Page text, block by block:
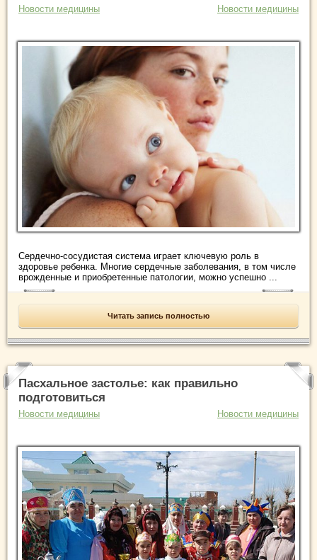
Новости медицины Новости медицины
Сердечно-сосудистая система играет ключевую роль в
здоровье ребенка. Многие сердечные заболевания, в том числе
врожденные и приобретенные патологии, можно успешно ...
Читать запись полностью
Пасхальное застолье: как правильно
подготовиться
Новости медицины Новости медицины